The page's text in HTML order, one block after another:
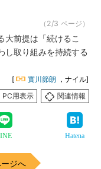
（2/3 ページ）
大前提は「続けるこ
し取り組みを持続する
[ 實川節朗 ，ナイル]
PC用表示
関連情報
Hatena
ジへ